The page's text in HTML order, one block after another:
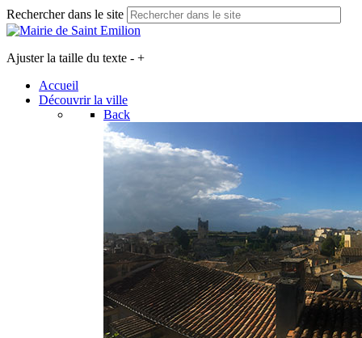
Rechercher dans le site
Ajuster la taille du texte - +
Accueil
Découvrir la ville
Back